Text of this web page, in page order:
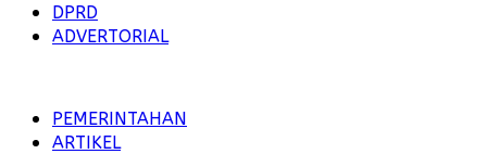
DPRD
ADVERTORIAL
PEMERINTAHAN
ARTIKEL